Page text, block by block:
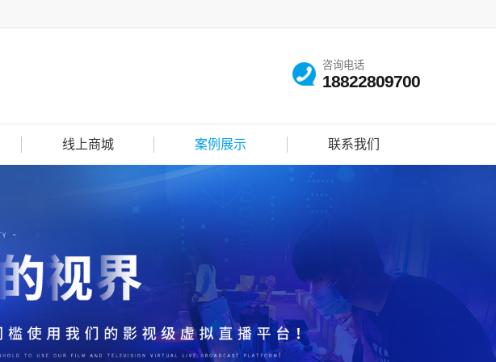
咨询电话
18822809700
线上商城 案例展示 联系我们